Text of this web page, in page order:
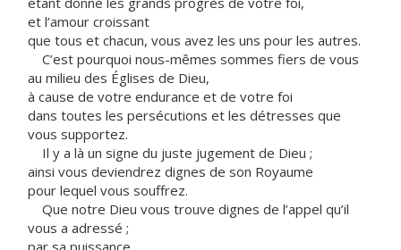
et l’amour croissant
que tous et chacun, vous avez les uns pour les autres.
C’est pourquoi nous-mêmes sommes fiers de vous
au milieu des Églises de Dieu,
à cause de votre endurance et de votre foi
dans toutes les persécutions et les détresses que
vous supportez.
Il y a là un signe du juste jugement de Dieu ;
ainsi vous deviendrez dignes de son Royaume
pour lequel vous souffrez.
Que notre Dieu vous trouve dignes de l’appel qu’il
vous a adressé ;
par sa puissance,